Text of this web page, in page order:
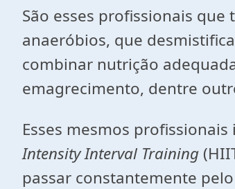
São esses profissionais
anaeróbios, que
combinar nutrição
emagrecimento, dentre
Esses mesmos
Intensity Interval Training
passar constantemente